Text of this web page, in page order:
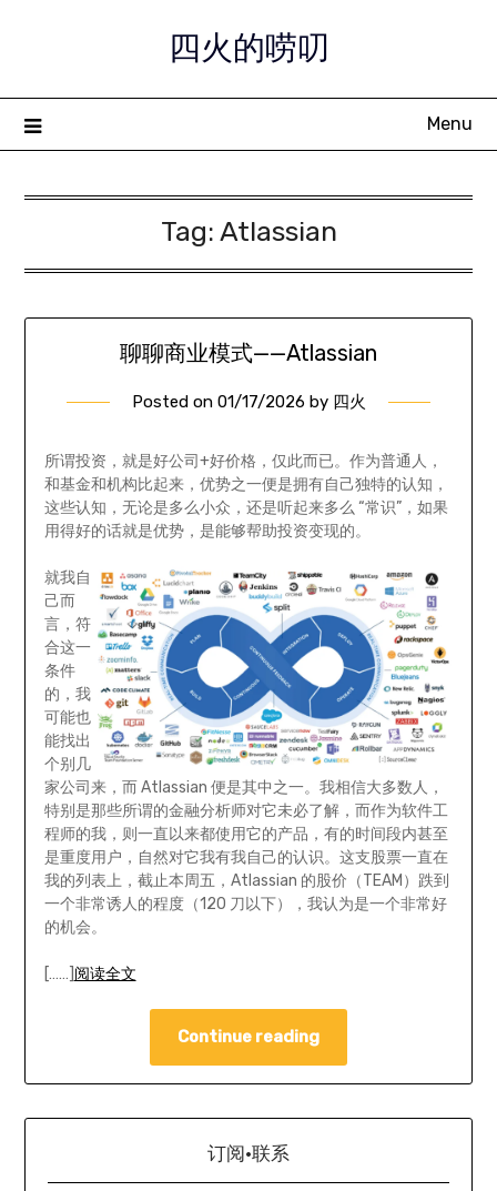
四火的唠叨
Menu
Tag: Atlassian
聊聊商业模式——Atlassian
Posted on 01/17/2026 by 四火
所谓投资，就是好公司+好价格，仅此而已。作为普通人，
和基金和机构比起来，优势之一便是拥有自己独特的认知，
这些认知，无论是多么小众，还是听起来多么 “常识”，如果
用得好的话就是优势，是能够帮助投资变现的。
就我自
己而
言，符
合这一
条件
的，我
可能也
能找出
个别几
家公司来，而 Atlassian 便是其中之一。我相信大多数人，
特别是那些所谓的金融分析师对它未必了解，而作为软件工
程师的我，则一直以来都使用它的产品，有的时间段内甚至
是重度用户，自然对它我有我自己的认识。这支股票一直在
我的列表上，截止本周五，Atlassian 的股价（TEAM）跌到
一个非常诱人的程度（120 刀以下），我认为是一个非常好
的机会。
[……] 阅读全文
Continue reading
订阅·联系